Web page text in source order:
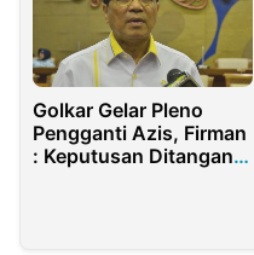
Golkar Gelar Pleno
Pengganti Azis, Firman
: Keputusan Ditangan